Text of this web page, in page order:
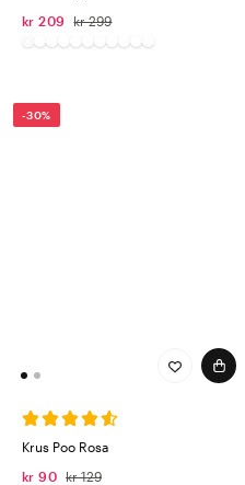
kr 209
kr 299
-30%
Krus Poo Rosa
kr 90 kr 129